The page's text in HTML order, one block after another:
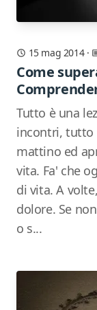
15 mag 2014·
Come
Tutto è una
incontri, tutto
mattino ed
vita. Fa' che
di vita. A
dolore. Se
o s...